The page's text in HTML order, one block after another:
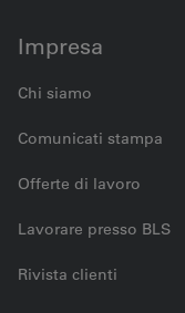
Impresa
Chi siamo
Comunicati stampa
Offerte di lavoro
Lavorare presso BLS
Rivista clienti